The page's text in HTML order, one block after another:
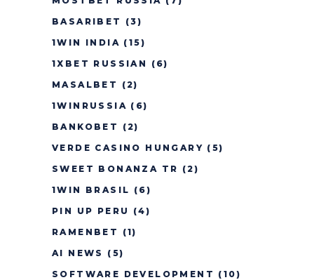
BASARIBET
(3)
1WIN INDIA (15)
1XBET RUSSIAN
(6)
MASALBET
(2)
1WINRUSSIA (6)
BANKOBET
(2)
VERDE CASINO HUNGARY (5)
SWEET BONANZA TR (2)
1WIN BRASIL (6)
PIN UP PERU
(4)
RAMENBET
(1)
AI NEWS
(5)
SOFTWARE DEVELOPMENT (10)